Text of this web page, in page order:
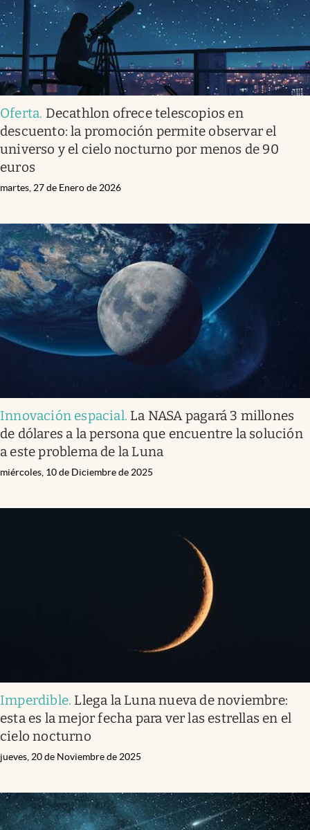
Oferta. Decathlon ofrece telescopios en
descuento: la promoción permite observar el
universo y el cielo nocturno por menos de 90
euros
martes, 27 de Enero de 2026
Innovación espacial. La NASA pagará 3 millones
de dólares a la persona que encuentre la solución
a este problema de la Luna
miércoles, 10 de Diciembre de 2025
Imperdible. Llega la Luna nueva de noviembre:
esta es la mejor fecha para ver las estrellas en el
cielo nocturno
jueves, 20 de Noviembre de 2025